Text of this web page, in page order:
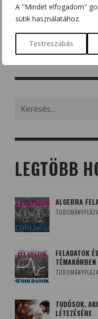
A "Mindet elfogadom"
sütik használatához.
Testreszabás
4 + 14 =
for:
LEGTÖBB
ALGEBRA
TUDOMÁNYPLÁZA
FELADATOK
TÉMAKÖRBEN
TUDOMÁNYPLÁZA
TUDÓSOK,
LÉTEZÉSÉRE